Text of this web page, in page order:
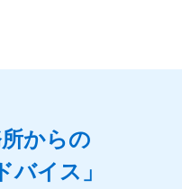
からの
バイス」